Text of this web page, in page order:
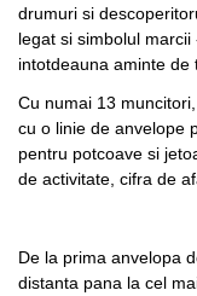
drumuri si
legat si simbolul
intotdeauna aminte de
Cu numai 13
cu o linie de anvelope
pentru potcoave si
de activitate, cifra de
De la prima anvelopa
distanta pana la cel